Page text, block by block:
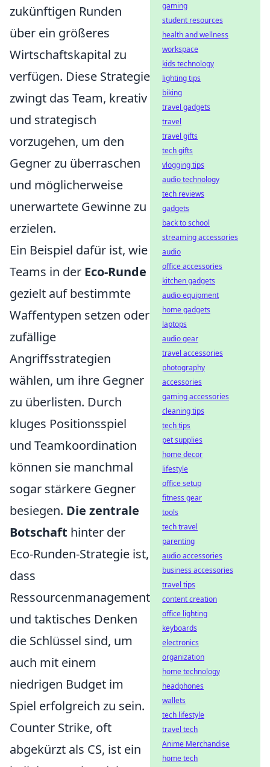
zukünftigen Runden
über ein größeres
Wirtschaftskapital zu
verfügen. Diese Strategie
zwingt das Team, kreativ
und strategisch
vorzugehen, um den
Gegner zu überraschen
und möglicherweise
unerwartete Gewinne zu
erzielen.
Ein Beispiel dafür ist, wie
Teams in der Eco-Runde
gezielt auf bestimmte
Waffentypen setzen oder
zufällige
Angriffsstrategien
wählen, um ihre Gegner
zu überlisten. Durch
kluges Positionsspiel
und Teamkoordination
können sie manchmal
sogar stärkere Gegner
besiegen. Die zentrale
Botschaft hinter der
Eco-Runden-Strategie ist,
dass
Ressourcenmanagement
und taktisches Denken
die Schlüssel sind, um
auch mit einem
niedrigen Budget im
Spiel erfolgreich zu sein.
Counter Strike, oft
abgekürzt als CS, ist ein
gaming
student resources
health and wellness
workspace
kids technology
lighting tips
biking
travel gadgets
travel
travel gifts
tech gifts
vlogging tips
audio technology
tech reviews
gadgets
back to school
streaming accessories
audio
office accessories
kitchen gadgets
audio equipment
home gadgets
laptops
audio gear
travel accessories
photography
accessories
gaming accessories
cleaning tips
tech tips
pet supplies
home decor
lifestyle
office setup
fitness gear
tools
tech travel
parenting
audio accessories
business accessories
travel tips
content creation
office lighting
keyboards
electronics
organization
home technology
headphones
wallets
tech lifestyle
travel tech
Anime Merchandise
home tech